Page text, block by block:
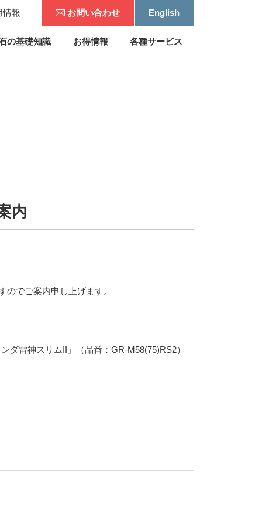
情報 お問い合わせ English
の基礎知識 お得情報 各種サービス
内
でご案内申し上げます。
ダ雷神スリムII」（品番：GR-M58(75)RS2）